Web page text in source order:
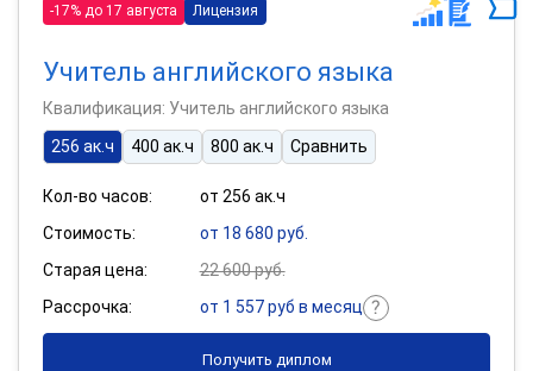
-17% до 17 августа Лицензия
Учитель английского языка
Квалификация: Учитель английского языка
256 ак.ч
400 ак.ч 800 ак.ч Сравнить
Кол-во часов:
от 256 ак.ч
Стоимость:
от 18 680 руб.
Старая цена:
22 600 руб.
Рассрочка:
от 1 557 руб в месяц
Получить диплом